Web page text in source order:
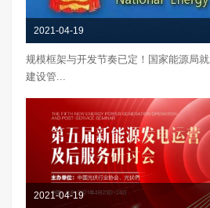
2021-04-19
规模框架与开发节奏已定！国家能源局
建设管...
2021-04-19